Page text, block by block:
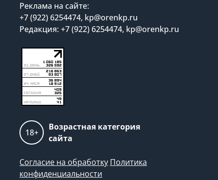
Реклама на сайте:
+7 (922) 6254474, kp@orenkp.ru
Редакция: +7 (922) 6254474, kp@orenkp.ru
18+
Возрастная категория
сайта
Согласие на обработку Политика
конфиденциальности